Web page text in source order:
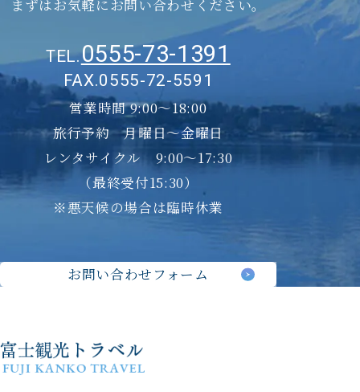
まずはお気軽にお問い合わせください。
TEL.0555-73-1391
FAX.0555-72-5591
営業時間 9:00～18:00
旅行予約 月曜日〜金曜日
レンタサイクル 9:00～17:30
（最終受付15:30）
※悪天候の場合は臨時休業
お問い合わせフォーム